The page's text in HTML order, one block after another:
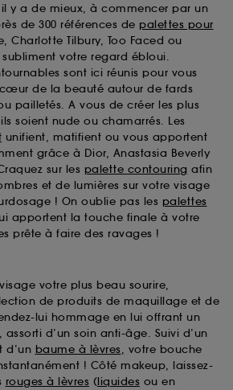
y a de mieux, à commencer par un
de 300 références de palettes pour
Charlotte Tilbury, Too Faced ou
subliment votre regard ébloui.
sont ici réunis pour vous
de la beauté autour de fards
pailletés. A vous de créer les plus
soient nude ou chamarrés. Les
unifient, matifient ou vous apportent
grâce à Dior, Anastasia Beverly
sur les palette contouring afin
et de lumières sur votre visage
! On oublie pas les palettes
apportent la touche finale à votre
prête à faire des ravages !
votre plus beau sourire,
de produits de maquillage et de
lui hommage en lui offrant un
d’un soin anti-âge. Suivi d’un
d’un baume à lèvres, votre bouche
! Côté makeup, laissez-
rouges à lèvres (liquides ou en